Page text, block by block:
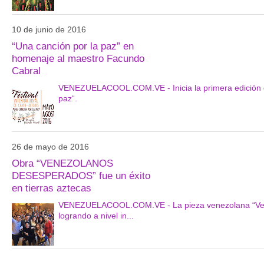
10 de junio de 2016
“Una canción por la paz” en
homenaje al maestro Facundo
Cabral
VENEZUELACOOL.COM.VE - Inicia la primera
paz“.
26 de mayo de 2016
Obra “VENEZOLANOS
DESESPERADOS” fue un éxito
en tierras aztecas
VENEZUELACOOL.COM.VE - La pieza venezolana
logrando a nivel in...